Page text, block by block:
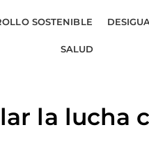
SOSTENIBLE
SALUD
la lucha